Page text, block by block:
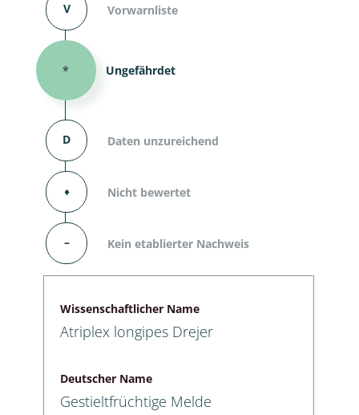
V Vorwarnliste
* Ungefährdet
D Daten unzureichend
⬧ Nicht bewertet
– Kein etablierter Nachweis
Wissenschaftlicher Name
Atriplex longipes Drejer
Deutscher Name
Gestieltfrüchtige Melde